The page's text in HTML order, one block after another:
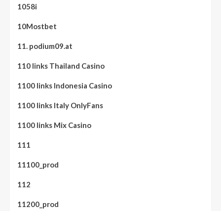
1058i
10Mostbet
11. podium09.at
110 links Thailand Casino
1100 links Indonesia Casino
1100 links Italy OnlyFans
1100 links Mix Casino
111
11100_prod
112
11200_prod